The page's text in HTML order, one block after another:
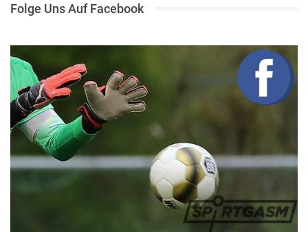
Folge Uns Auf Facebook